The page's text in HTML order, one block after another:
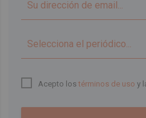
Acepto lostérminos de uso y